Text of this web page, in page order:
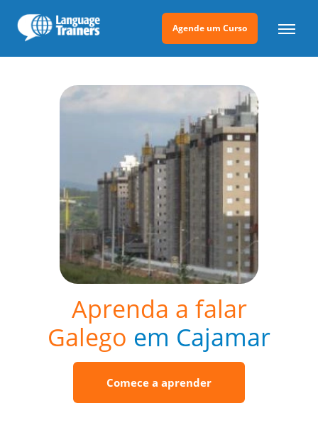
Agende um Curso
Aprenda a falar
Galego em Cajamar
Comece a aprender